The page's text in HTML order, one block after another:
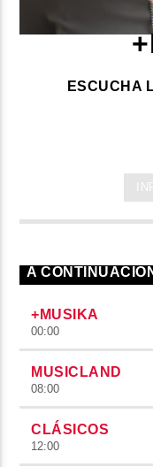
ESCUCHA
A
+MUSIKA
00:00
MUSICLAND
08:00
CLÁSICOS
12:00